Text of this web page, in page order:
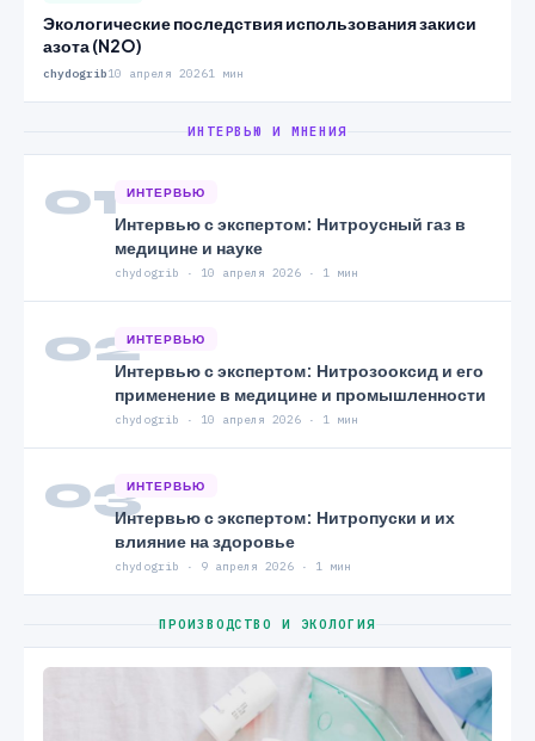
Экологические последствия использования закиси
азота (N2O)
chydogrib10 апреля 20261 мин
ИНТЕРВЬЮ И МНЕНИЯ
01 ИНТЕРВЬЮ
Интервью с экспертом: Нитроусный газ в
медицине и науке
chydogrib · 10 апреля 2026 · 1 мин
02ИНТЕРВЬЮ
Интервью с экспертом: Нитрозооксид и его
применение в медицине и промышленности
chydogrib · 10 апреля 2026 · 1 мин
03ИНТЕРВЬЮ
Интервью с экспертом: Нитропуски и их
влияние на здоровье
chydogrib · 9 апреля 2026 · 1 мин
ПРОИЗВОДСТВО И ЭКОЛОГИЯ